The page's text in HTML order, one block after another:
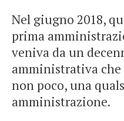
Nel giugno 2018,
prima
veniva da un
amministrativa che
non poco, una
amministrazione.